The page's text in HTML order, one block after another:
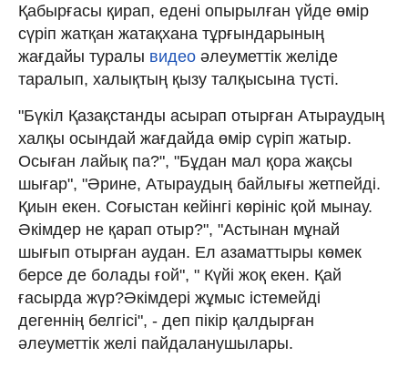
Қабырғасы қирап, едені опырылған үйде өмір
сүріп жатқан жатақхана тұрғындарының
жағдайы туралы видео әлеуметтік желіде
таралып, халықтың қызу талқысына түсті.
"Бүкіл Қазақстанды асырап отырған Атыраудың
халқы осындай жағдайда өмір сүріп жатыр.
Осыған лайық па?", "Бұдан мал қора жақсы
шығар", "Әрине, Атыраудың байлығы жетпейді.
Қиын екен. Соғыстан кейінгі көрініс қой мынау.
Әкімдер не қарап отыр?", "Астынан мұнай
шығып отырған аудан. Ел азаматтыры көмек
берсе де болады ғой", " Күйі жоқ екен. Қай
ғасырда жүр?Әкімдері жұмыс істемейді
дегеннің белгісі", - деп пікір қалдырған
әлеуметтік желі пайдаланушылары.